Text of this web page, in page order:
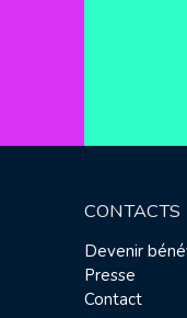
CONTACTS
Devenir
Presse
Contact